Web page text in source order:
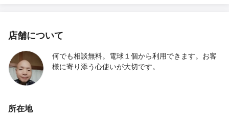
店舗について
何でも相談無料。電球１個から利用できます。お客
様に寄り添う心使いが大切です。
所在地